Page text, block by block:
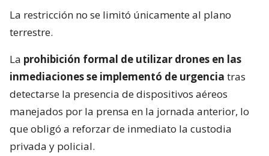
La restricción no se limitó únicamente al plano
terrestre.
La prohibición formal de utilizar drones en las
inmediaciones se implementó de urgencia tras
detectarse la presencia de dispositivos aéreos
manejados por la prensa en la jornada anterior, lo
que obligó a reforzar de inmediato la custodia
privada y policial.